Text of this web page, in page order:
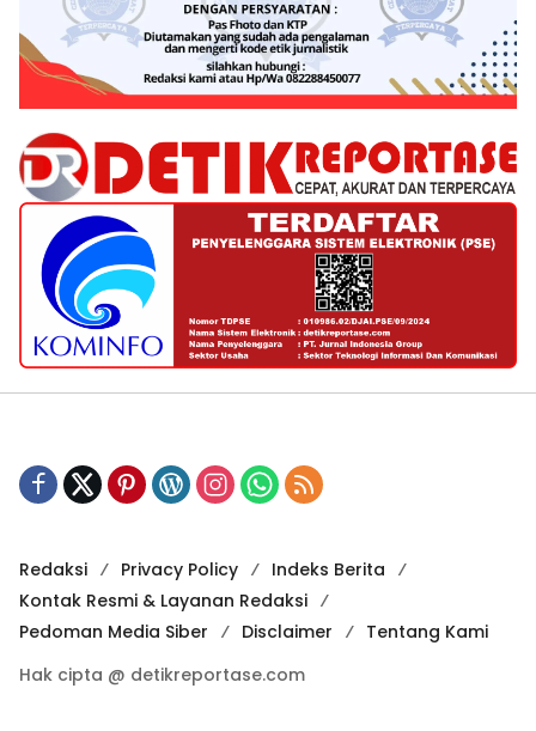
Redaksi Privacy Policy
Indeks Berita
Kontak Resmi & Layanan Redaksi
Pedoman Media Siber
Disclaimer
Tentang Kami
Hak cipta @ detikreportase.com